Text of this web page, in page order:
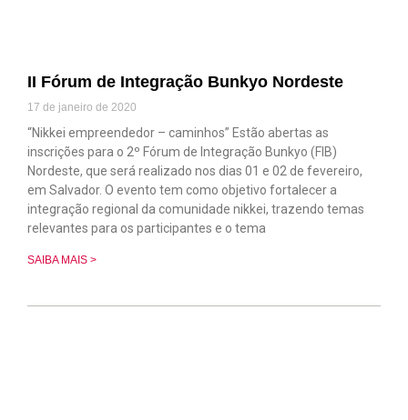
II Fórum de Integração Bunkyo Nordeste
17 de janeiro de 2020
“Nikkei empreendedor – caminhos” Estão abertas as
inscrições para o 2º Fórum de Integração Bunkyo (FIB)
Nordeste, que será realizado nos dias 01 e 02 de fevereiro,
em Salvador. O evento tem como objetivo fortalecer a
integração regional da comunidade nikkei, trazendo temas
relevantes para os participantes e o tema
SAIBA MAIS >